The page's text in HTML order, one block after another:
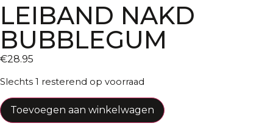
LEIBAND NAKD
BUBBLEGUM
€28.95
Slechts 1 resterend op voorraad
Toevoegen aan winkelwagen